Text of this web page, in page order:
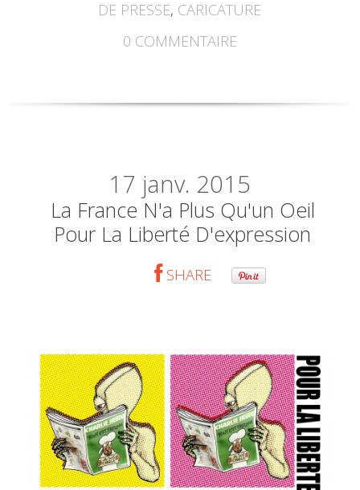
DE PRESSE, CARICATURE
0 COMMENTAIRE
17 janv. 2015
La France N'a Plus Qu'un Oeil
Pour La Liberté D'expression
SHARE